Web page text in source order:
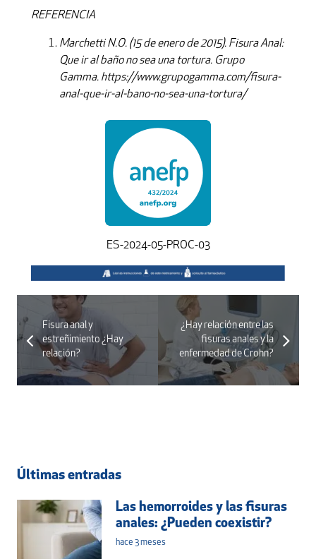
REFERENCIA
Marchetti N.O. (15 de enero de 2015). Fisura Anal:
Que ir al baño no sea una tortura. Grupo
Gamma. https://www.grupogamma.com/fisura-
anal-que-ir-al-bano-no-sea-una-tortura/
ES-2024-05-PROC-03
Fisura anal y
estreñimiento ¿Hay
relación?
¿Hay relación entre las
fisuras anales y la
enfermedad de Crohn?
Últimas entradas
Las hemorroides y las fisuras
anales: ¿Pueden coexistir?
hace 3 meses